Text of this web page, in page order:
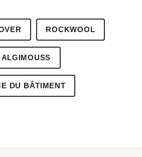
ROCKWOOL
ALGIMOUSS
DU BÂTIMENT